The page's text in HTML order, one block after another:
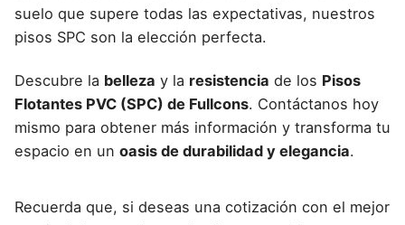
suelo que supere todas las expectativas, nuestros
pisos SPC son la elección perfecta.
Descubre la belleza y la resistencia de los Pisos
Flotantes PVC (SPC) de Fullcons. Contáctanos hoy
mismo para obtener más información y transforma tu
espacio en un oasis de durabilidad y elegancia.
Recuerda que, si deseas una cotización con el mejor